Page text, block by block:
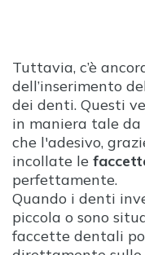
Tuttavia, c’è
dell’inserimento
dei denti. Questi
in maniera tale
che l'adesivo,
incollate le
perfettamente.
Quando i denti
piccola o sono
faccette dentali